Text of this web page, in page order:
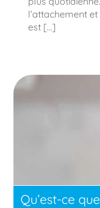
l’attachement
est […]
Qu’est-ce